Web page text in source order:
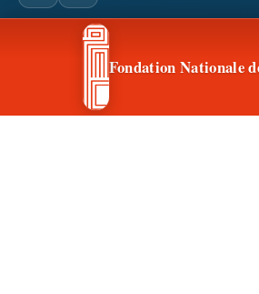
CONTACT & ACCÈSFondation Nationale